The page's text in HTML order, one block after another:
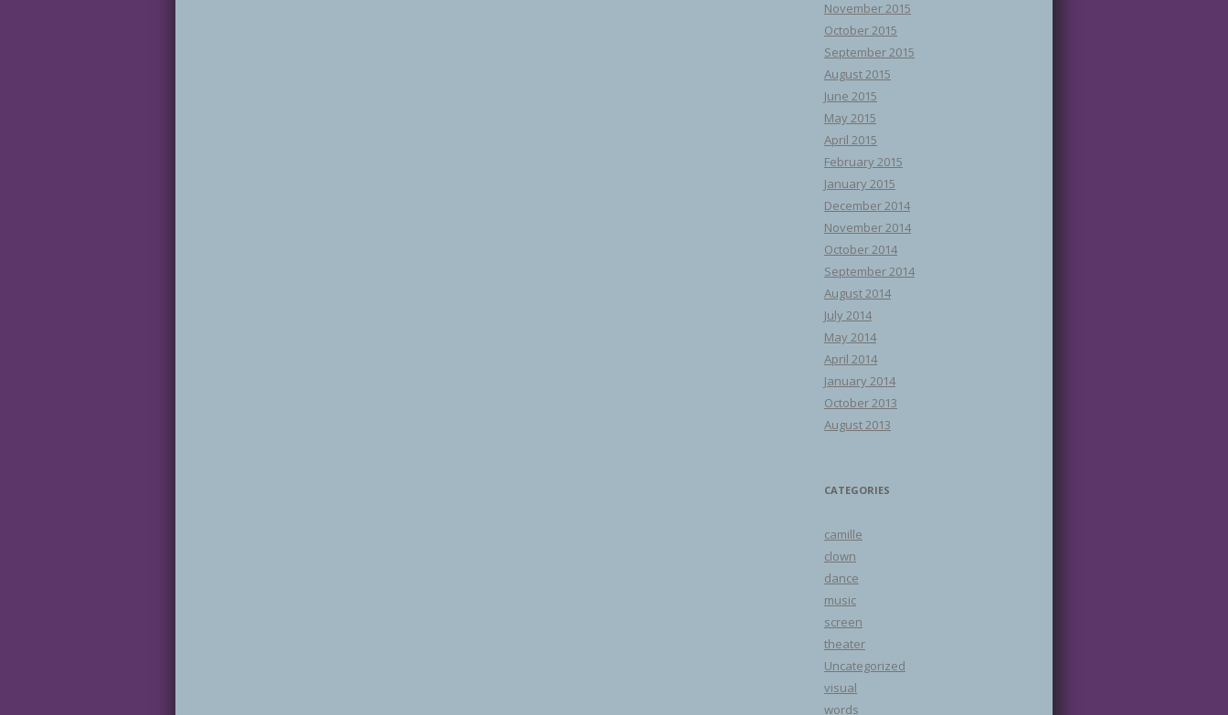
November 2015
October 2015
September 2015
August 2015
June 2015
May 2015
April 2015
February 2015
January 2015
December 2014
November 2014
October 2014
September 2014
August 2014
July 2014
May 2014
April 2014
January 2014
October 2013
August 2013
CATEGORIES
camille
clown
dance
music
screen
theater
Uncategorized
visual
words